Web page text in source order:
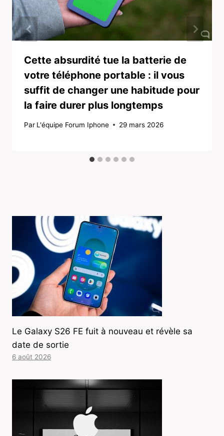
Cette absurdité tue la batterie de
votre téléphone portable : il vous
suffit de changer une habitude pour
la faire durer plus longtemps
Par L'équipe Forum Iphone 29 mars 2026
Le Galaxy S26 FE fuit à nouveau et révèle sa
date de sortie
6 août 2026